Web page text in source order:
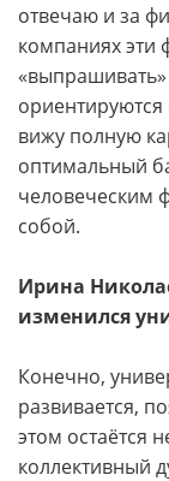
отвечаю и за
компаниях эти
ориентируются
вижу полную
оптимальный
человеческим
собой.
Ирина
изменился
Конечно,
развивается,
этом остаётся
коллективный